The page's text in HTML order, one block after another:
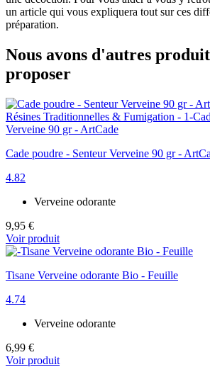
un article qui vous expliquera tout sur ces
préparation.
Nous avons d'autres
proposer
Cade poudre - Senteur Verveine 90 gr -
4.82
Verveine odorante
9,95 €
Voir produit
Tisane Verveine odorante Bio - Feuille
4.74
Verveine odorante
6,99 €
Voir produit